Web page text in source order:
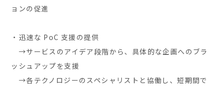
ョンの促進
・迅速な PoC 支援の提供
→サービスのアイデア段階から、具体的な企画へのブラ
ッシュアップを支援
→各テクノロジーのスペシャリストと協働し、短期間で